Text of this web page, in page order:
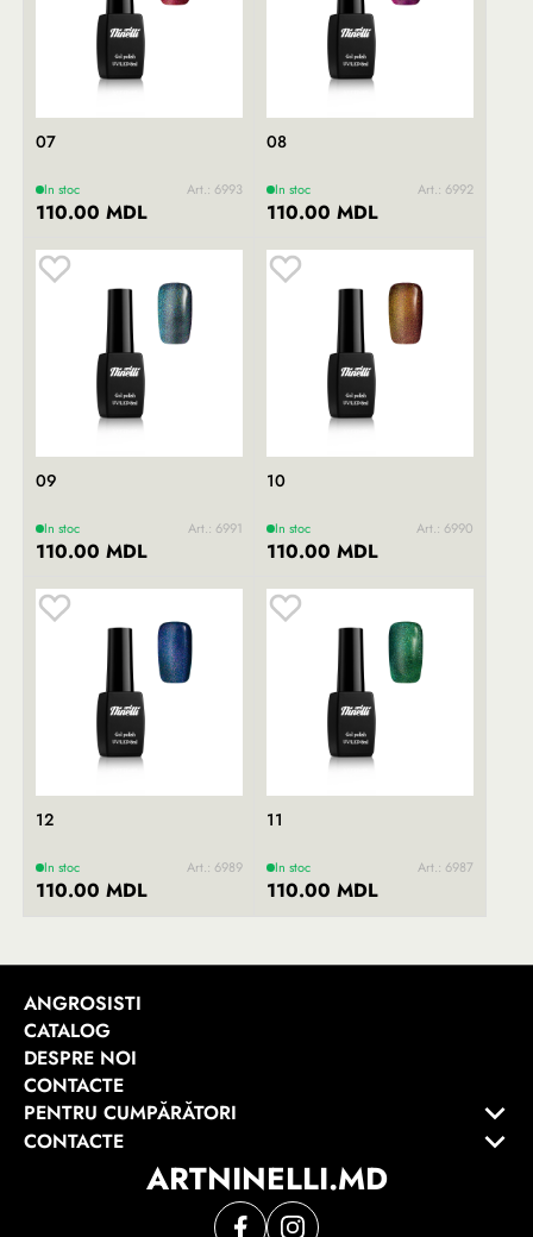
07
In stoc Art.: 6993
110.00 MDL
08
In stoc Art.: 6992
110.00 MDL
09
In stoc Art.: 6991
110.00 MDL
10
In stoc Art.: 6990
110.00 MDL
12
In stoc Art.: 6989
110.00 MDL
11
In stoc Art.: 6987
110.00 MDL
ARTNINELLI.MD
ANGROSISTI
CATALOG
DESPRE NOI
CONTACTE
PENTRU CUMPĂRĂTORI
CONTACTE